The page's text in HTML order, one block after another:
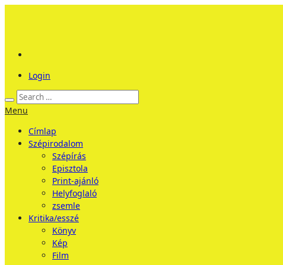
Login
Menu
Címlap
Szépirodalom
Szépírás
Episztola
Print-ajánló
Helyfoglaló
zsemle
Kritika/esszé
Könyv
Kép
Film